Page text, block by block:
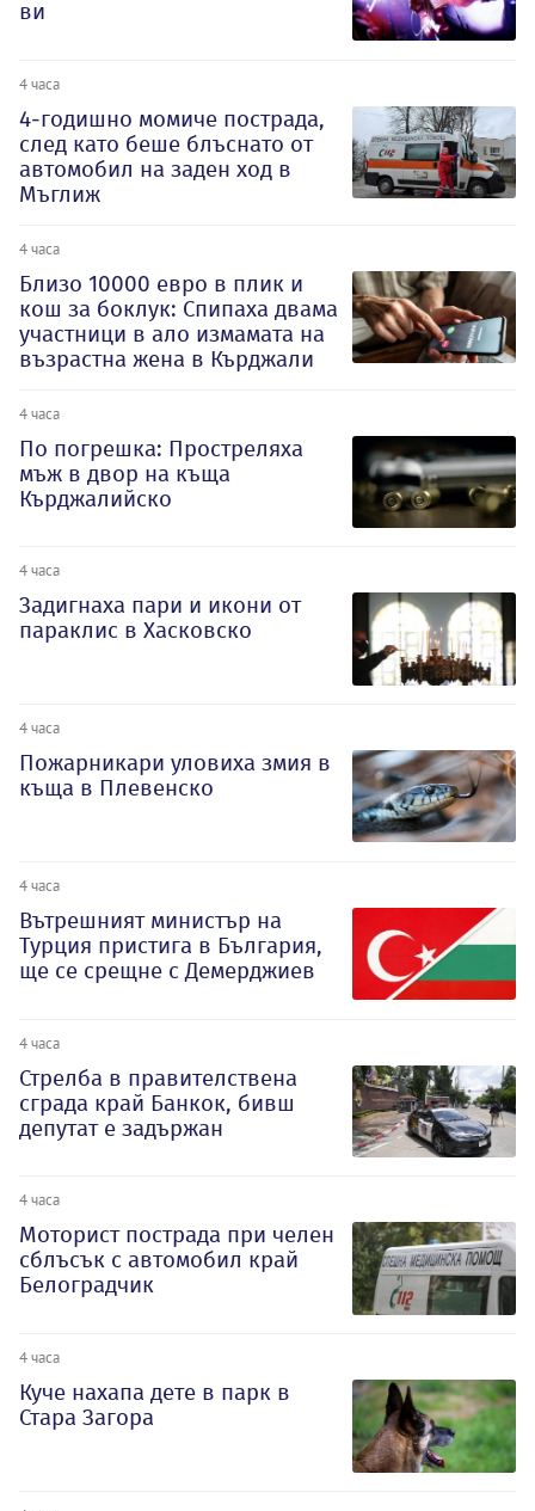
ви
4 часа
4-годишно момиче пострада,
след като беше блъснато от
автомобил на заден ход в
Мъглиж
4 часа
Близо 10000 евро в плик и
кош за боклук: Спипаха двама
участници в ало измамата на
възрастна жена в Кърджали
4 часа
По погрешка: Простреляха
мъж в двор на къща
Кърджалийско
4 часа
Задигнаха пари и икони от
параклис в Хасковско
4 часа
Пожарникари уловиха змия в
къща в Плевенско
4 часа
Вътрешният министър на
Турция пристига в България,
ще се срещне с Демерджиев
4 часа
Стрелба в правителствена
сграда край Банкок, бивш
депутат е задържан
4 часа
Моторист пострада при челен
сблъсък с автомобил край
Белоградчик
4 часа
Куче нахапа дете в парк в
Стара Загора